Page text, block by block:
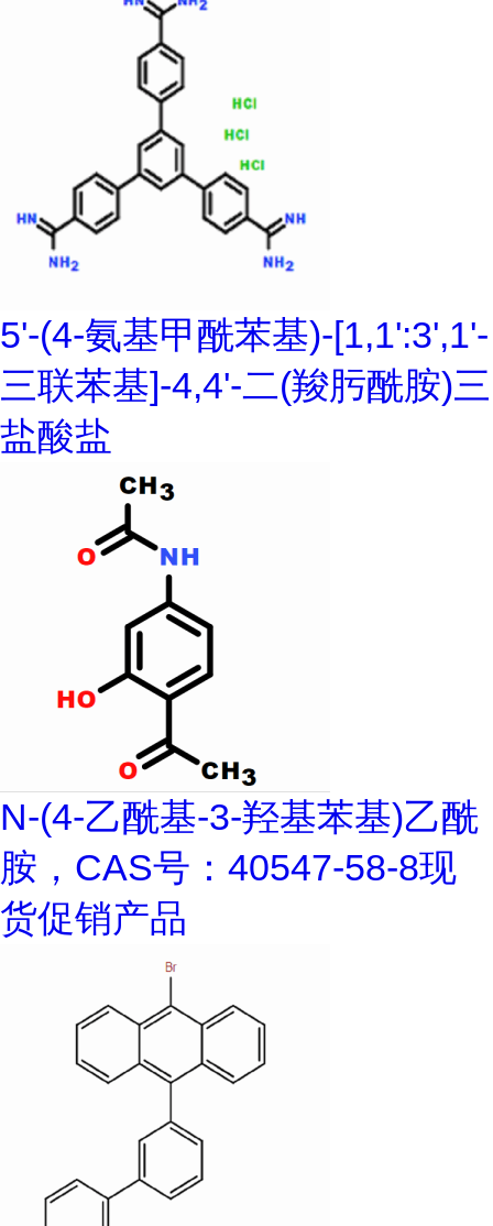
5'-(4-氨基甲酰苯基)-[1,1':3',1'-
三联苯基]-4,4'-二(羧肟酰胺)三
盐酸盐
N-(4-乙酰基-3-羟基苯基)乙酰
胺，CAS号：40547-58-8现
货促销产品